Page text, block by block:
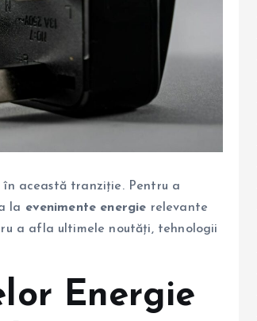
această tranziție. Pentru a
la evenimente energie relevante
a afla ultimele noutăți, tehnologii
Energie